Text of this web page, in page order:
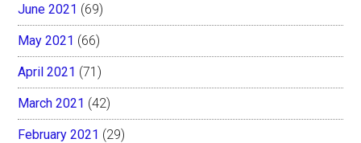
June 2021 (69)
May 2021 (66)
April 2021 (71)
March 2021 (42)
February 2021 (29)